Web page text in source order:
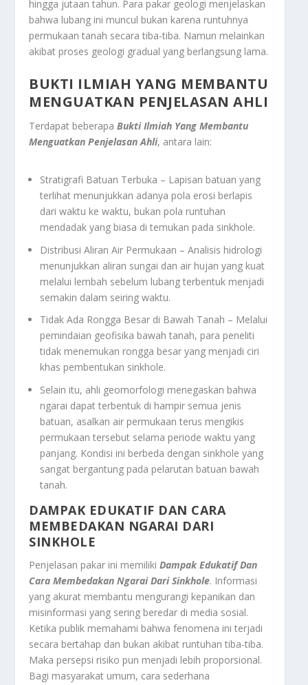
hingga jutaan tahun. Para pakar geologi menjelaskan
bahwa lubang ini muncul bukan karena runtuhnya
permukaan tanah secara tiba-tiba. Namun melainkan
akibat proses geologi gradual yang berlangsung lama.
BUKTI ILMIAH YANG MEMBANTU
MENGUATKAN PENJELASAN AHLI
Terdapat beberapaBukti Ilmiah Yang Membantu
Menguatkan Penjelasan Ahli, antara lain:
Stratigrafi Batuan Terbuka – Lapisan batuan yang
terlihat menunjukkan adanya pola erosi berlapis
dari waktu ke waktu, bukan pola runtuhan
mendadak yang biasa di temukan pada sinkhole.
Distribusi Aliran Air Permukaan – Analisis hidrologi
menunjukkan aliran sungai dan air hujan yang kuat
melalui lembah sebelum lubang terbentuk menjadi
semakin dalam seiring waktu.
Tidak Ada Rongga Besar di Bawah Tanah – Melalui
pemindaian geofisika bawah tanah, para peneliti
tidak menemukan rongga besar yang menjadi ciri
khas pembentukan sinkhole.
Selain itu, ahli geomorfologi menegaskan bahwa
ngarai dapat terbentuk di hampir semua jenis
batuan, asalkan air permukaan terus mengikis
permukaan tersebut selama periode waktu yang
panjang. Kondisi ini berbeda dengan sinkhole yang
sangat bergantung pada pelarutan batuan bawah
tanah.
DAMPAK EDUKATIF DAN CARA
MEMBEDAKAN NGARAI DARI
SINKHOLE
Penjelasan pakar ini memilikiDampak Edukatif Dan
Cara Membedakan Ngarai Dari Sinkhole. Informasi
yang akurat membantu mengurangi kepanikan dan
misinformasi yang sering beredar di media sosial.
Ketika publik memahami bahwa fenomena ini terjadi
secara bertahap dan bukan akibat runtuhan tiba-tiba.
Maka persepsi risiko pun menjadi lebih proporsional.
Bagi masyarakat umum, cara sederhana